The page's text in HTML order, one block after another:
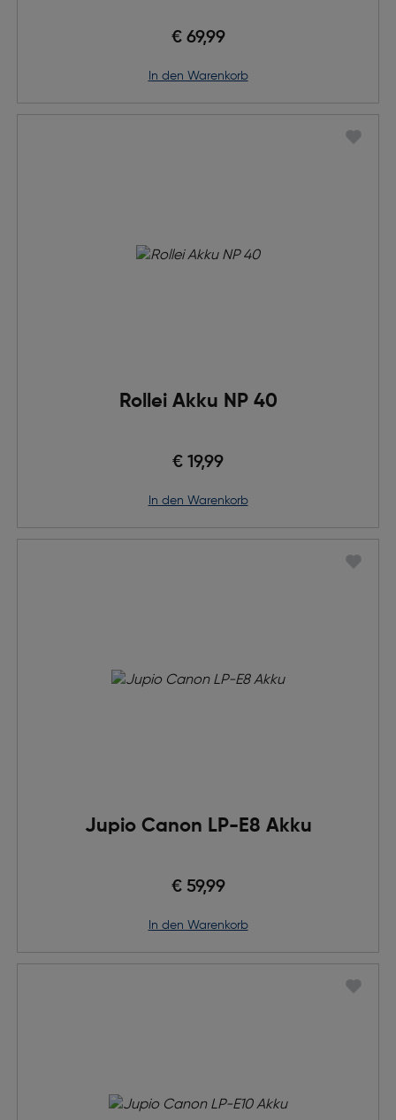
€ 69,99
in den Warenkorb
Rollei Akku NP 40
€ 19,99
in den Warenkorb
Jupio Canon LP-E8 Akku
€ 59,99
in den Warenkorb